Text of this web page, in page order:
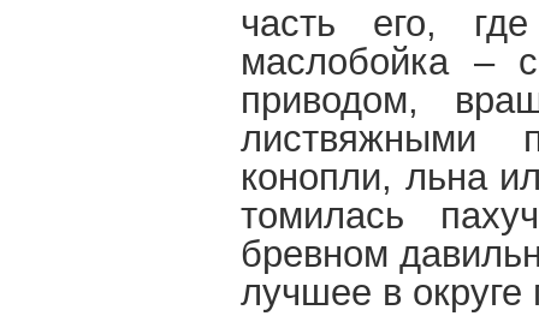
часть его,
маслобойка –
приводом,
листвяжными
конопли, льна
томилась
бревном
лучшее в